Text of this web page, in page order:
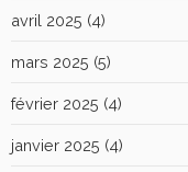
avril 2025 (4)
mars 2025 (5)
février 2025 (4)
janvier 2025 (4)